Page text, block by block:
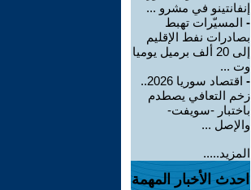
إنفانتينو في مشرو ...
- المسيّرات تهبط
بصادرات نفط الإقليم
إلى 20 ألف برميل يوميا
وت ...
-
اقتصاد سوريا 2026..
زخم التعافي يصطدم
باختبار -سويفت-
والإصل ...
المزيد.....
احدث الأخبار المهمة